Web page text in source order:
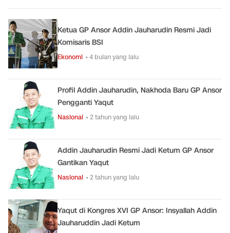
Ketua GP Ansor Addin Jauharudin Resmi Jadi
Komisaris BSI
Ekonomi • 4 bulan yang lalu
Profil Addin Jauharudin, Nakhoda Baru GP Ansor
Pengganti Yaqut
Nasional • 2 tahun yang lalu
Addin Jauharudin Resmi Jadi Ketum GP Ansor
Gantikan Yaqut
Nasional • 2 tahun yang lalu
Yaqut di Kongres XVI GP Ansor: Insyallah Addin
Jauharuddin Jadi Ketum